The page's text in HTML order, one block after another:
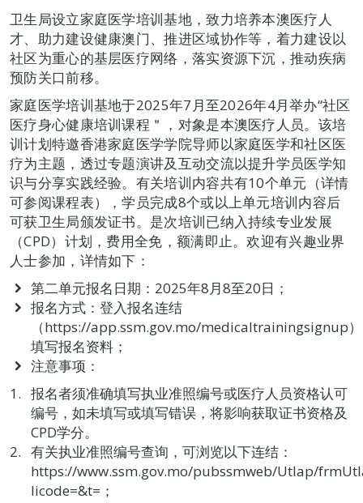
卫生局设立家庭医学培训基地，致力培养本澳医疗人
才、助力建设健康澳门、推进区域协作等，着力建设以
社区为重心的基层医疗网络，落实资源下沉，推动疾病
预防关口前移。
家庭医学培训基地于2025年7月至2026年4月举办“社区
医疗身心健康培训课程＂，对象是本澳医疗人员。该培
训计划特邀香港家庭医学学院导师以家庭医学和社区医
疗为主题，透过专题演讲及互动交流以提升学员医学知
识与分享实践经验。有关培训内容共有10个单元（详情
可参阅课程表），学员完成8个或以上单元培训内容后
可获卫生局颁发证书。是次培训已纳入持续专业发展
（CPD）计划，费用全免，额满即止。欢迎有兴趣业界
人士参加，详情如下：
第二单元报名日期：2025年8月8至20日；
报名方式：登入报名连结
（https://app.ssm.gov.mo/medicaltrainingsignup）
填写报名资料；
注意事项：
报名者须准确填写执业准照编号或医疗人员资格认可
编号，如未填写或填写错误，将影响获取证书资格及
CPD学分。
有关执业准照编号查询，可浏览以下连结：
https://www.ssm.gov.mo/pubssmweb/Utlap/
licode=&t=；